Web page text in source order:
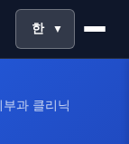
한 ▼
과 클리닉